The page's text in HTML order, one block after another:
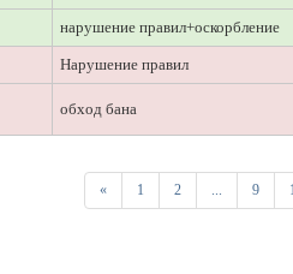
нарушение правил+оскорбление
Нарушение правил
обход бана
«Первая1 2 ... 9